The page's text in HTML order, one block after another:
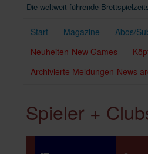
Die weltweit führende
Start Magazine Abos/
Neuheiten-New Games
Archivierte Meldungen-News
Spieler +